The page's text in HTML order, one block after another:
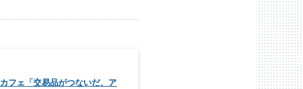
フェ「交易品がつないだ、ア